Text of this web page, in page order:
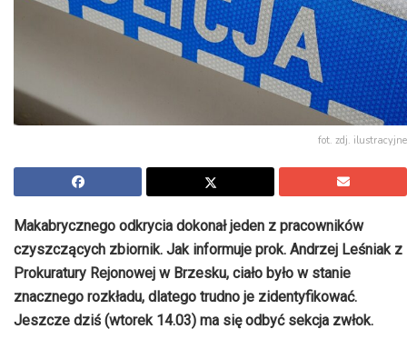
fot. zdj. ilustracyjne
Makabrycznego odkrycia dokonał jeden z pracowników
czyszczących zbiornik. Jak informuje prok. Andrzej Leśniak z
Prokuratury Rejonowej w Brzesku, ciało było w stanie
znacznego rozkładu, dlatego trudno je zidentyfikować.
Jeszcze dziś (wtorek 14.03) ma się odbyć sekcja zwłok.